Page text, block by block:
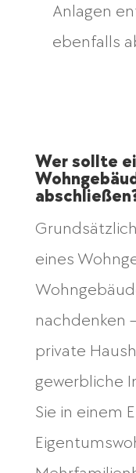
Anlagen
ebenfalls
Wer sollte
eines
nachdenken
private
gewerbliche
Sie in einem